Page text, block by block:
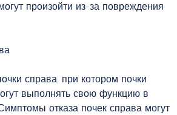
произойти из-за повреждения
справа, при котором почки
выполнять свою функцию в
отказа почек справа могут